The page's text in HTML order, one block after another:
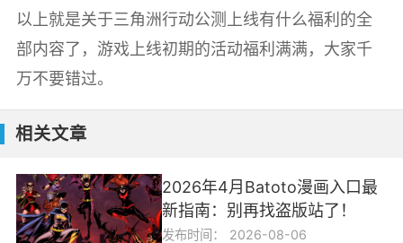
以上就是关于三角洲行动公测上线有什么福利的全
部内容了，游戏上线初期的活动福利满满，大家千
万不要错过。
相关文章
2026年4月Batoto漫画入口最
新指南：别再找盗版站了！
发布时间： 2026-08-06